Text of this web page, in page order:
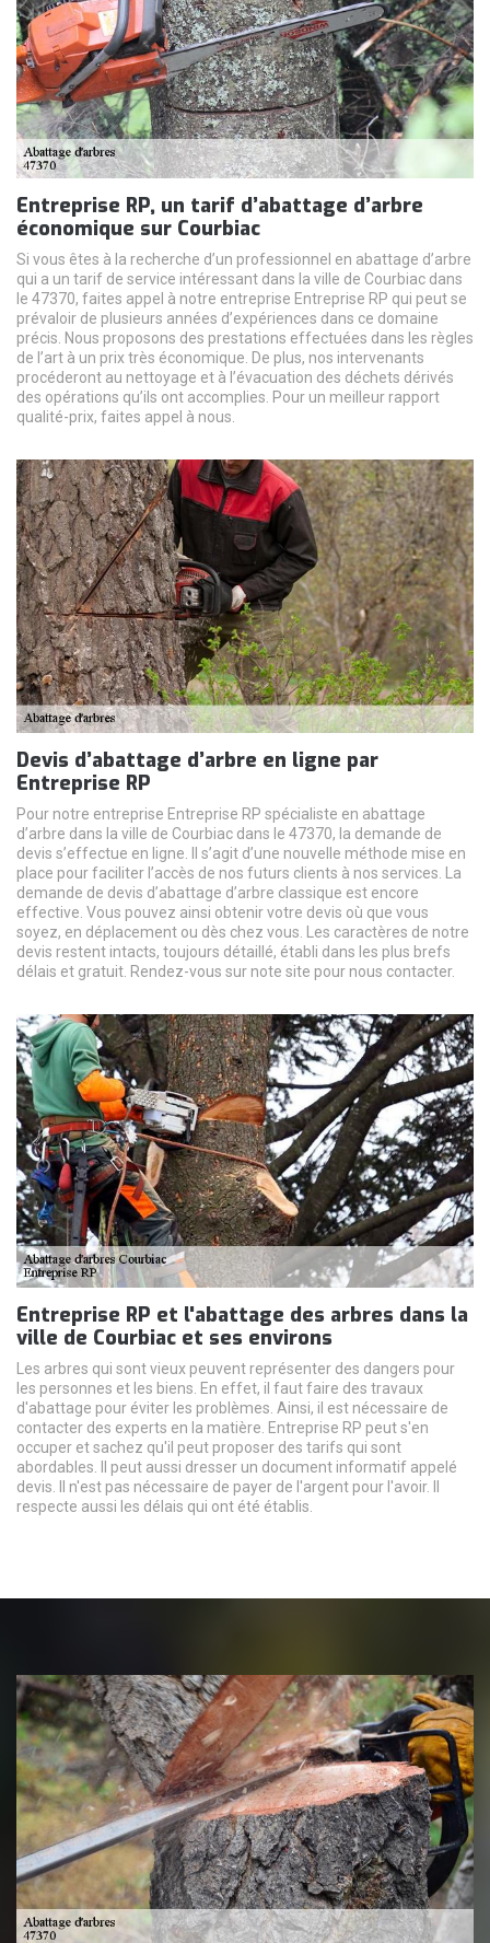
Entreprise RP, un tarif d’abattage d’arbre
économique sur Courbiac
Si vous êtes à la recherche d’un professionnel en abattage d’arbre
qui a un tarif de service intéressant dans la ville de Courbiac dans
le 47370, faites appel à notre entreprise Entreprise RP qui peut se
prévaloir de plusieurs années d’expériences dans ce domaine
précis. Nous proposons des prestations effectuées dans les règles
de l’art à un prix très économique. De plus, nos intervenants
procéderont au nettoyage et à l’évacuation des déchets dérivés
des opérations qu’ils ont accomplies. Pour un meilleur rapport
qualité-prix, faites appel à nous.
Devis d’abattage d’arbre en ligne par
Entreprise RP
Pour notre entreprise Entreprise RP spécialiste en abattage
d’arbre dans la ville de Courbiac dans le 47370, la demande de
devis s’effectue en ligne. Il s’agit d’une nouvelle méthode mise en
place pour faciliter l’accès de nos futurs clients à nos services. La
demande de devis d’abattage d’arbre classique est encore
effective. Vous pouvez ainsi obtenir votre devis où que vous
soyez, en déplacement ou dès chez vous. Les caractères de notre
devis restent intacts, toujours détaillé, établi dans les plus brefs
délais et gratuit. Rendez-vous sur note site pour nous contacter.
Entreprise RP et l'abattage des arbres dans la
ville de Courbiac et ses environs
Les arbres qui sont vieux peuvent représenter des dangers pour
les personnes et les biens. En effet, il faut faire des travaux
d'abattage pour éviter les problèmes. Ainsi, il est nécessaire de
contacter des experts en la matière. Entreprise RP peut s'en
occuper et sachez qu'il peut proposer des tarifs qui sont
abordables. Il peut aussi dresser un document informatif appelé
devis. Il n'est pas nécessaire de payer de l'argent pour l'avoir. Il
respecte aussi les délais qui ont été établis.